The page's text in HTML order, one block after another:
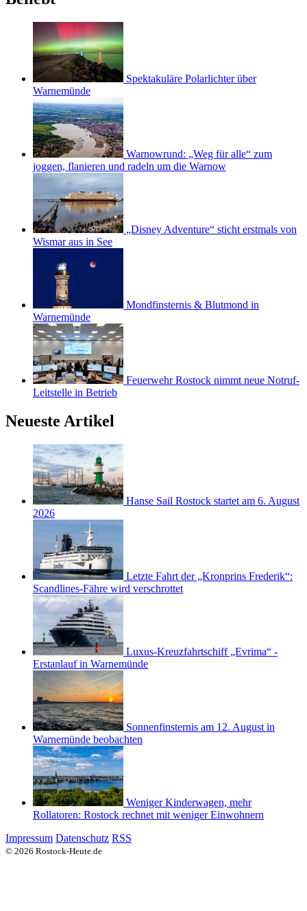
Spektakuläre Polarlichter über
Warnemünde
Warnowrund: „Weg für alle“ zum
joggen, flanieren und radeln um die Warnow
„Disney Adventure“ sticht erstmals von
Wismar aus in See
Mondfinsternis & Blutmond in
Warnemünde
Feuerwehr Rostock nimmt neue Notruf-
Leitstelle in Betrieb
Neueste Artikel
Hanse Sail Rostock startet am 6. August
2026
Letzte Fahrt der „Kronprins Frederik“:
Scandlines-Fähre wird verschrottet
Luxus-Kreuzfahrtschiff „Evrima“ -
Erstanlauf in Warnemünde
Sonnenfinsternis am 12. August in
Warnemünde beobachten
Weniger Kinderwagen, mehr
Rollatoren: Rostock rechnet mit weniger Einwohnern
Impressum Datenschutz RSS
© 2026 Rostock-Heute.de